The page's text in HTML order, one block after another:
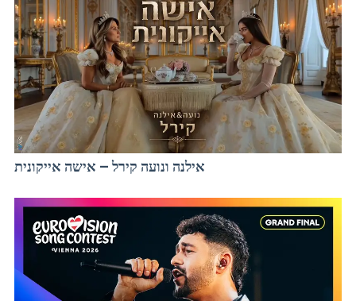
אילנה ונועה קירל – אישה אייקונית